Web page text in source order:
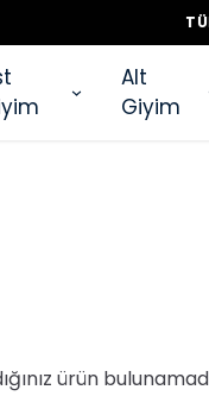
ÜZERI
Alt
Giyim
ürün